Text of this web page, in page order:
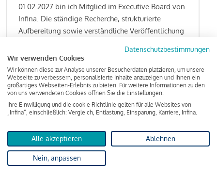
01.02.2027 bin ich Mitglied im Executive Board von
Infina. Die ständige Recherche, strukturierte
Aufbereitung sowie verständliche Veröffentlichung
Kreditgeschäft gehören zu den wesentlichen
Schwerpunktsetzungen meiner Funktion.
Lesen Sie meine Finanzierungs-Tipps
KreditindexDas Wohnkredit Barometer
Datenschutzbestimmungen
Wir verwenden Cookies
Wir können diese zur Analyse unserer Besucherdaten platzieren, um unsere
Webseite zu verbessern, personalisierte Inhalte anzuzeigen und Ihnen ein
großartiges Webseiten-Erlebnis zu bieten. Für weitere Informationen zu den
von uns verwendeten Cookies öffnen Sie die Einstellungen.
Ihre Einwilligung und die cookie Richtlinie gelten für alle Websites von
„Infina“, einschließlich: Vergleich, Entlastung, Einsparung, Karriere, Infina.
Alle akzeptieren Ablehnen
Nein, anpassen